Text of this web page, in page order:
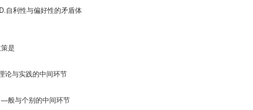
利性与偏好性的矛盾体
是
与实践的中间环节
与个别的中间环节